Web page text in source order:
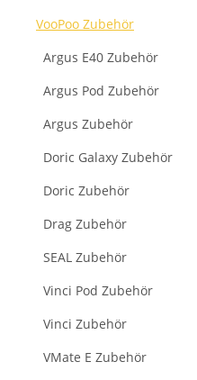
VooPoo Zubehör
Argus E40 Zubehör
Argus Pod Zubehör
Argus Zubehör
Doric Galaxy Zubehör
Doric Zubehör
Drag Zubehör
SEAL Zubehör
Vinci Pod Zubehör
Vinci Zubehör
VMate E Zubehör